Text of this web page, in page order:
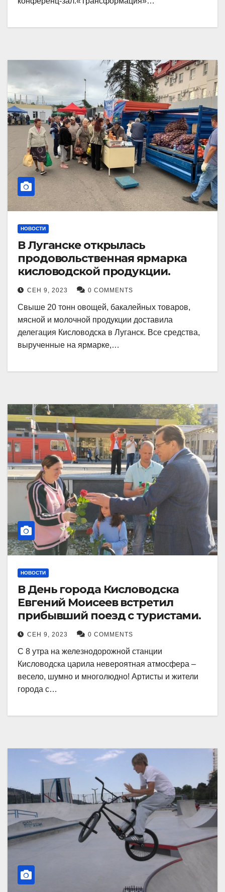
НОВОСТИ
В Луганске открылась
продовольственная ярмарка
кисловодской продукции.
СЕН 9, 2023 0 COMMENTS
Свыше 20 тонн овощей, бакалейных товаров,
мясной и молочной продукции доставила
делегация Кисловодска в Луганск. Все средства,
вырученные на ярмарке,…
НОВОСТИ
В День города Кисловодска
Евгений Моисеев встретил
прибывший поезд с туристами.
СЕН 9, 2023 0 COMMENTS
С 8 утра на железнодорожной станции
Кисловодска царила невероятная атмосфера –
весело, шумно и многолюдно! Артисты и жители
города с…